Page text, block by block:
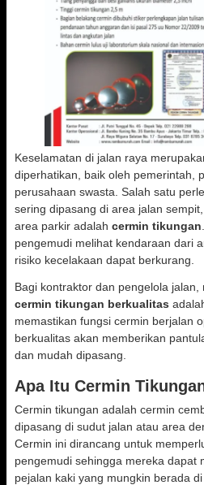
Keselamatan di jalan raya
diperhatikan, baik oleh pemerintah,
perusahaan swasta. Salah satu
sering dipasang di area jalan
area parkir adalah cermin tikungan
pengemudi melihat kendaraan dari
risiko kecelakaan dapat berkurang.
Bagi kontraktor dan pengelola jalan,
cermin tikungan berkualitas
memastikan fungsi cermin berjalan
berkualitas akan memberikan
dan mudah dipasang.
Apa Itu Cermin
Cermin tikungan adalah cermin
dipasang di sudut jalan atau area
Cermin ini dirancang untuk
pengemudi sehingga mereka dapat
pejalan kaki yang mungkin berada